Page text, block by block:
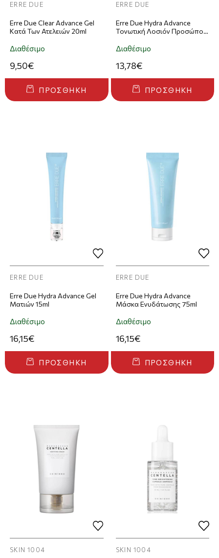
ERRE DUE
Erre Due Clear Advance Gel
Κατά Των Ατελειών 20ml
Διαθέσιμο
9,50€
ΠΡΟΣΘΉΚΗ
ERRE DUE
Erre Due Hydra Advance
Τονωτική Λοσιόν Προσώπου
Διαθέσιμο
13,78€
ΠΡΟΣΘΉΚΗ
ERRE DUE
Erre Due Hydra Advance Gel
Ματιών 15ml
Διαθέσιμο
16,15€
ΠΡΟΣΘΉΚΗ
ERRE DUE
Erre Due Hydra Advance
Μάσκα Ενυδάτωσης 75ml
Διαθέσιμο
16,15€
ΠΡΟΣΘΉΚΗ
SKIN 1004 SKIN 1004